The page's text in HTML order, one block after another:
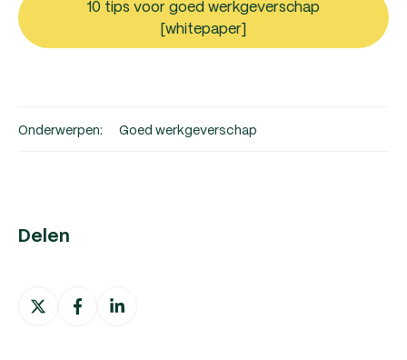
10 tips voor goed werkgeverschap
[whitepaper]
Onderwerpen: Goed werkgeverschap
Delen
Deel
op
Deel
op
Deel
op